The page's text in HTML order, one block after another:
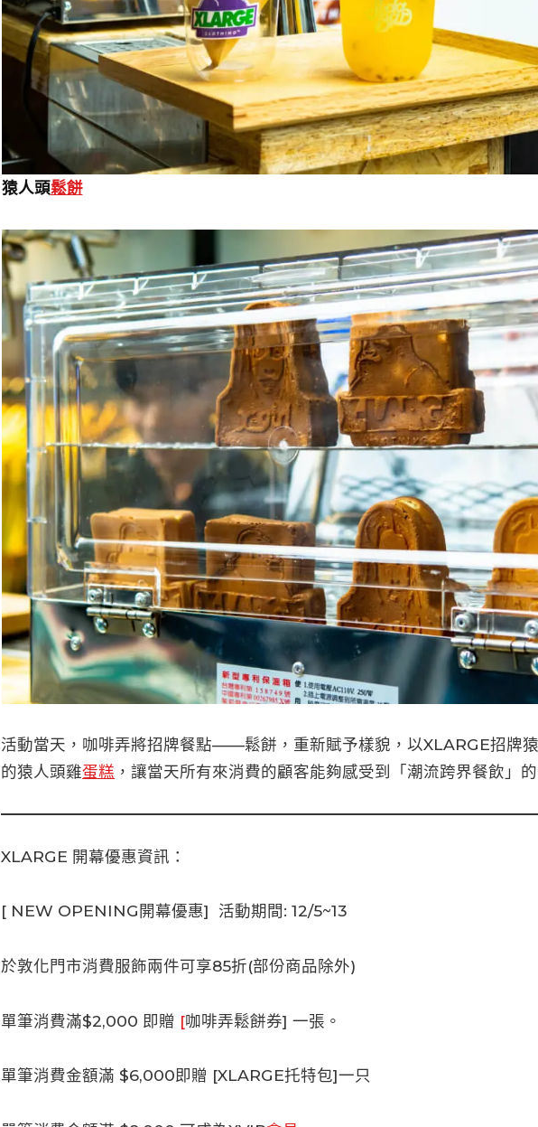
猿人頭鬆餅
活動當天，咖啡弄將招牌餐點——鬆餅，重新賦予樣貌，以XLARGE招牌
的猿人頭雞蛋糕 ，讓當天所有來消費的顧客能夠感受到「潮流跨界餐飲」
XLARGE 開幕優惠資訊：
[ NEW OPENING開幕優惠] 活動期間: 12/5~13
於敦化門市消費服飾兩件可享85折(部份商品除外)
單筆消費滿$2,000 即贈 [咖啡弄鬆餅券] 一張。
單筆消費金額滿 $6,000即贈 [XLARGE托特包]一只